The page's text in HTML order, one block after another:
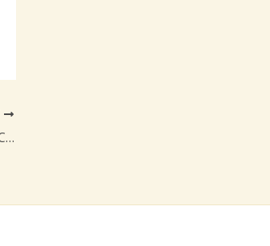
Em março de 2014, este Portal a Capela de Tia Eliza de Categeró